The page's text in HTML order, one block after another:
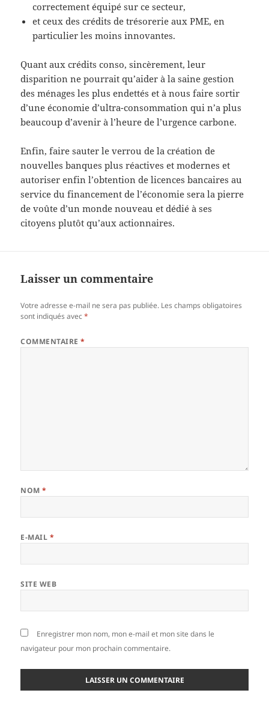
correctement équipé sur ce secteur,
et ceux des crédits de trésorerie aux PME, en
particulier les moins innovantes.
Quant aux crédits conso, sincèrement, leur
disparition ne pourrait qu’aider à la saine gestion
des ménages les plus endettés et à nous faire sortir
d’une économie d’ultra-consommation qui n’a plus
beaucoup d’avenir à l’heure de l’urgence carbone.
Enfin, faire sauter le verrou de la création de
nouvelles banques plus réactives et modernes et
autoriser enfin l’obtention de licences bancaires au
service du financement de l’économie sera la pierre
de voûte d’un monde nouveau et dédié à ses
citoyens plutôt qu’aux actionnaires.
Laisser un commentaire
Votre adresse e-mail ne sera pas publiée. Les champs obligatoires
sont indiqués avec*
COMMENTAIRE*
NOM*
E-MAIL *
SITE WEB
Enregistrer mon nom, mon e-mail et mon site dans le
navigateur pour mon prochain commentaire.